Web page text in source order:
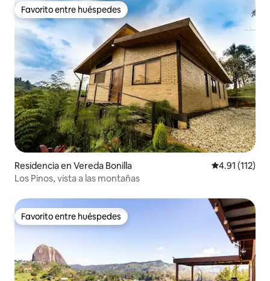
Favorito entre huéspedes
Favorito entre huéspedes
Residencia en Vereda Bonilla Calificación
4.91 (112)
Los Pinos, vista a las montañas
Favorito entre huéspedes
Favorito entre huéspedes